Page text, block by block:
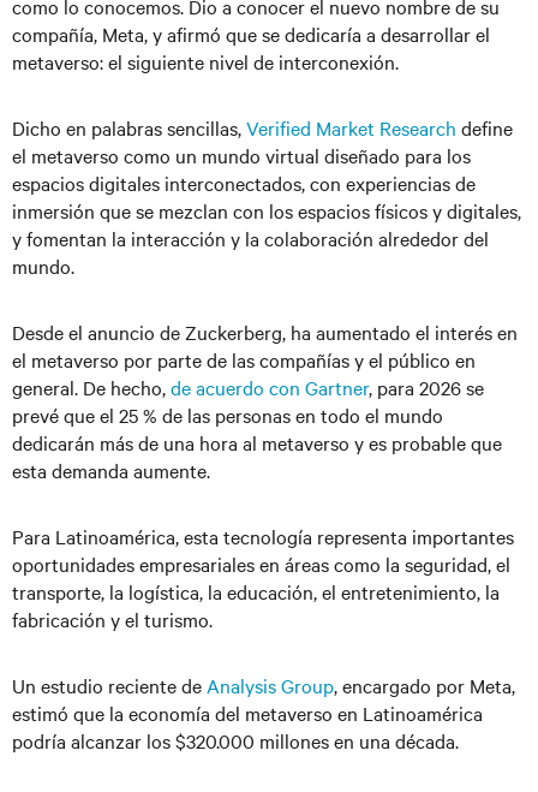
como lo conocemos. Dio a conocer el nuevo nombre de su
compañía, Meta, y afirmó que se dedicaría a desarrollar el
metaverso: el siguiente nivel de interconexión.
Dicho en palabras sencillas,Verified Market Research define
el metaverso como un mundo virtual diseñado para los
espacios digitales interconectados, con experiencias de
inmersión que se mezclan con los espacios físicos y digitales,
y fomentan la interacción y la colaboración alrededor del
mundo.
Desde el anuncio de Zuckerberg, ha aumentado el interés en
el metaverso por parte de las compañías y el público en
general. De hecho,de acuerdo con Gartner, para 2026 se
prevé que el 25 % de las personas en todo el mundo
dedicarán más de una hora al metaverso y es probable que
esta demanda aumente.
Para Latinoamérica, esta tecnología representa importantes
oportunidades empresariales en áreas como la seguridad, el
transporte, la logística, la educación, el entretenimiento, la
fabricación y el turismo.
Un estudio reciente de Analysis Group, encargado por Meta,
estimó que la economía del metaverso en Latinoamérica
podría alcanzar los $320.000 millones en una década.